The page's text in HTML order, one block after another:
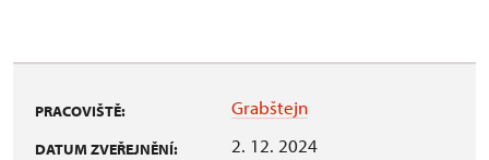
PRACOVIŠTĚ: Grabštejn
DATUM ZVEŘEJNĚNÍ: 2. 12. 2024